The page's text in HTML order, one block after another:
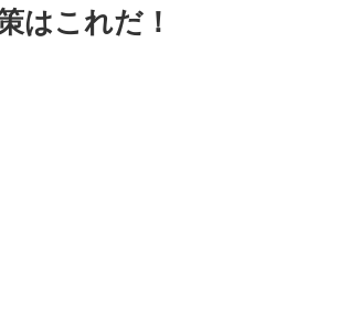
はこれだ！